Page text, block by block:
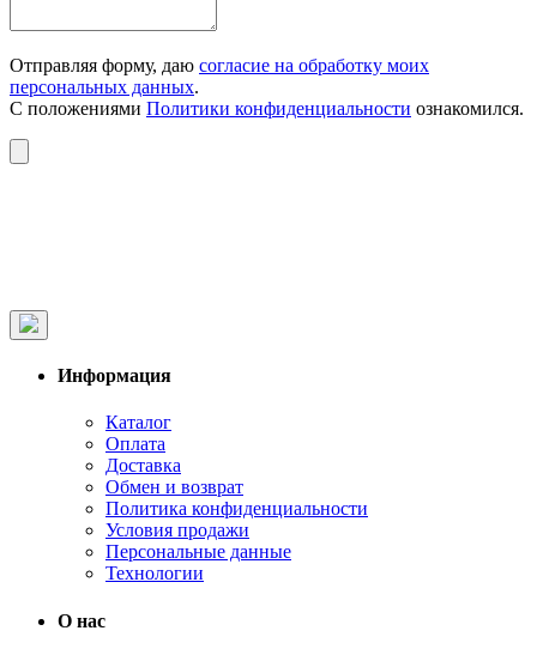
Отправляя форму, даю согласие на обработку моих
персональных данных.
С положениями Политики конфиденциальности ознакомился.
Информация
Каталог
Оплата
Доставка
Обмен и возврат
Политика конфиденциальности
Условия продажи
Персональные данные
Технологии
О нас